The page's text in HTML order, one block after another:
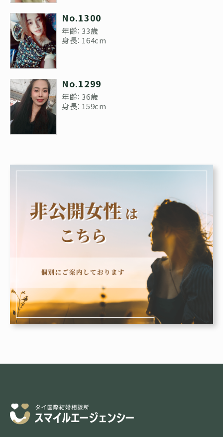
No.1300
年齢：33歳
身長：164cm
No.1299
年齢：36歳
身長：159cm